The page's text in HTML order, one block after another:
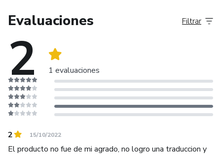
Evaluaciones
2 1 evaluaciones
Filtrar
2 15/10/2022
El producto no fue de mi agrado, no logro una traduccion y